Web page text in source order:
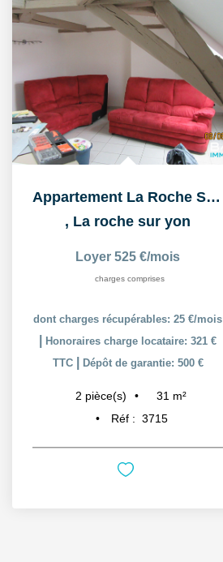
Appartement La Roche Sur Yon 2 pièce(s) 30.59 m2
, La roche sur yon
Loyer 525 €/mois
charges comprises
dont charges récupérables: 25 €/mois
Honoraires charge locataire: 321 €
TTC
Dépôt de garantie: 500 €
2 pièce(s) 31 m²
Réf : 3715